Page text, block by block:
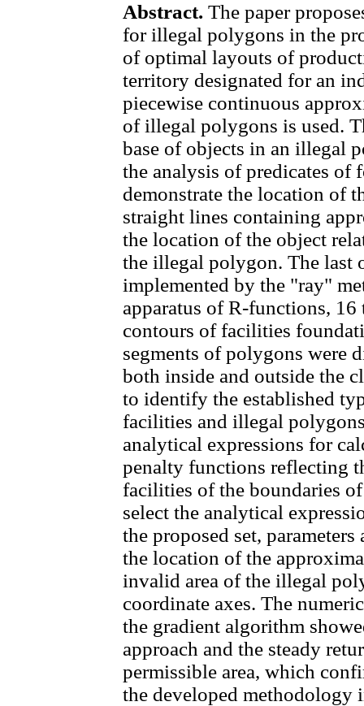
Abstract. The paper
for illegal polygons in the
of optimal layouts of
territory designated for an
piecewise continuous
of illegal polygons is used.
base of objects in an illegal
the analysis of predicates of
demonstrate the location of
straight lines containing
the location of the object
the illegal polygon. The last
implemented by the "ray"
apparatus of R-functions,
contours of facilities
segments of polygons were
both inside and outside the
to identify the established
facilities and illegal
analytical expressions for
penalty functions reflecting
facilities of the boundaries
select the analytical
the proposed set,
the location of the
invalid area of the illegal
coordinate axes. The
the gradient algorithm
approach and the steady
permissible area, which
the developed methodology